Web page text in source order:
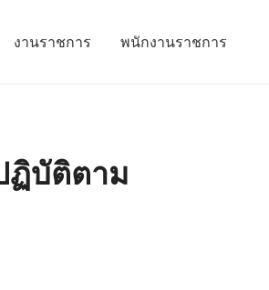
งานราชการ พนักงานราชการ
ฏิบัติตาม